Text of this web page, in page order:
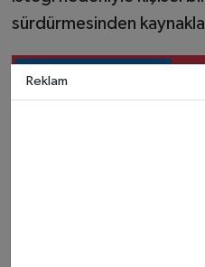
sürdürmesinden
Reklam